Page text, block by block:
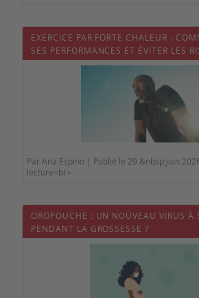
EXERCICE PAR FORTE CHALEUR :
SES PERFORMANCES ET ÉVITER LES
Par Ana Espino | Publié le 29 &nbsp;juin
lecture<br>
OROPOUCHE : UN NOUVEAU VIRUS À
PENDANT LA GROSSESSE ?